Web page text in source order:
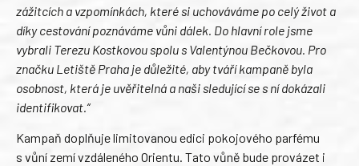
zážitcích a vzpomínkách, které si uchováváme po celý život a
díky cestování poznáváme vůni dálek. Do hlavní role jsme
vybrali Terezu Kostkovou spolu s Valentýnou Bečkovou. Pro
značku Letiště Praha je důležité, aby tváří kampaně byla
osobnost, která je uvěřitelná a naši sledující se s ní dokázali
identifikovat.“
Kampaň doplňuje limitovanou edici pokojového parfému
s vůní zemí vzdáleného Orientu. Tato vůně bude provázet i